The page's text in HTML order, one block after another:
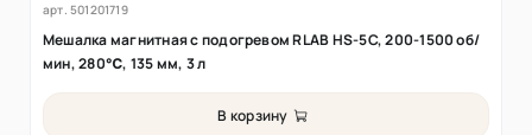
арт. 501201719
Мешалка магнитная с подогревом RLAB HS-5C, 200-1500 об/
мин, 280℃, 135 мм, 3 л
В корзину